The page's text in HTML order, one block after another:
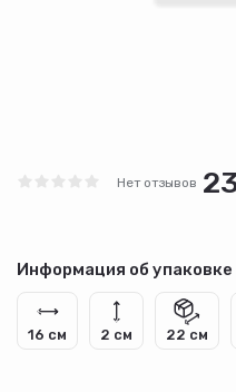
Нет отзывов
Информация об упаковке
16 см 2 см 22 см